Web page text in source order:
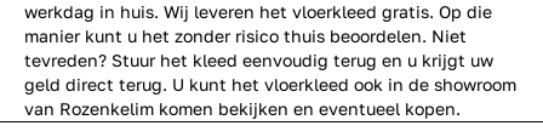
werkdag in huis. Wij leveren het vloerkleed gratis. Op die
manier kunt u het zonder risico thuis beoordelen. Niet
tevreden? Stuur het kleed eenvoudig terug en u krijgt uw
geld direct terug. U kunt het vloerkleed ook in de showroom
van Rozenkelim komen bekijken en eventueel kopen.